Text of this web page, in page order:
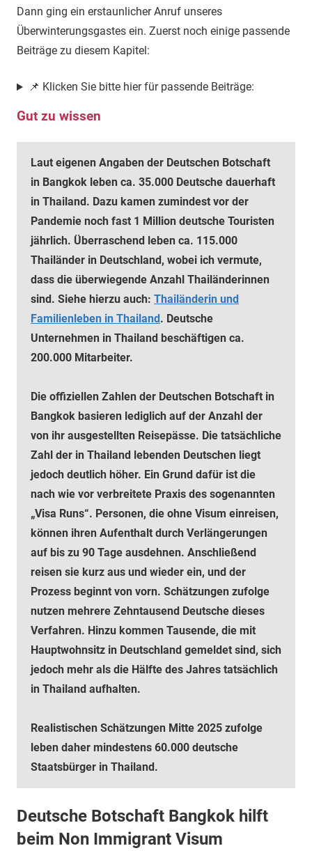
Dann ging ein erstaunlicher Anruf unseres
Überwinterungsgastes ein. Zuerst noch einige passende
Beiträge zu diesem Kapitel:
📌 Klicken Sie bitte hier für passende Beiträge:
Gut zu wissen
Laut eigenen Angaben der Deutschen Botschaft
in Bangkok leben ca. 35.000 Deutsche dauerhaft
in Thailand. Dazu kamen zumindest vor der
Pandemie noch fast 1 Million deutsche Touristen
jährlich. Überraschend leben ca. 115.000
Thailänder in Deutschland, wobei ich vermute,
dass die überwiegende Anzahl Thailänderinnen
sind. Siehe hierzu auch: Thailänderin und
Familienleben in Thailand. Deutsche
Unternehmen in Thailand beschäftigen ca.
200.000 Mitarbeiter.
Die offiziellen Zahlen der Deutschen Botschaft in
Bangkok basieren lediglich auf der Anzahl der
von ihr ausgestellten Reisepässe. Die tatsächliche
Zahl der in Thailand lebenden Deutschen liegt
jedoch deutlich höher. Ein Grund dafür ist die
nach wie vor verbreitete Praxis des sogenannten
„Visa Runs“. Personen, die ohne Visum einreisen,
können ihren Aufenthalt durch Verlängerungen
auf bis zu 90 Tage ausdehnen. Anschließend
reisen sie kurz aus und wieder ein, und der
Prozess beginnt von vorn. Schätzungen zufolge
nutzen mehrere Zehntausend Deutsche dieses
Verfahren. Hinzu kommen Tausende, die mit
Hauptwohnsitz in Deutschland gemeldet sind, sich
jedoch mehr als die Hälfte des Jahres tatsächlich
in Thailand aufhalten.
Realistischen Schätzungen Mitte 2025 zufolge
leben daher mindestens 60.000 deutsche
Staatsbürger in Thailand.
Deutsche Botschaft Bangkok hilft
beim Non Immigrant Visum